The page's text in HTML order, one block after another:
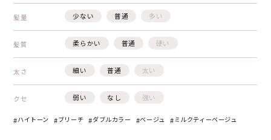
髪量 少ない 普通 多い
髪質 柔らかい 普通 硬い
太さ 細い 普通 太い
クセ 弱い なし 強い
ハイトーン ブリーチ ダブルカラー ベージュ ミルクティーベージュ